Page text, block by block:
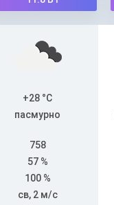
+28 °C
пасмурно
758
57 %
100 %
св, 2 м/с